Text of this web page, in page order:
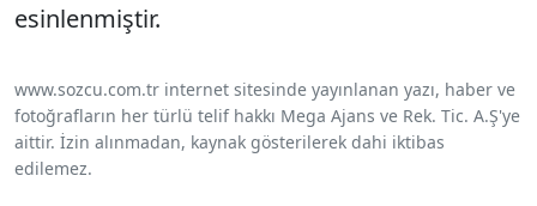
esinlenmiştir.
www.sozcu.com.tr internet sitesinde yayınlanan yazı, haber ve
fotoğrafların her türlü telif hakkı Mega Ajans ve Rek. Tic. A.Ş'ye
aittir. İzin alınmadan, kaynak gösterilerek dahi iktibas
edilemez.